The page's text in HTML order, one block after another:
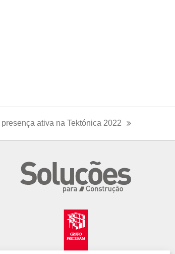
ativa na Tektónica 2022